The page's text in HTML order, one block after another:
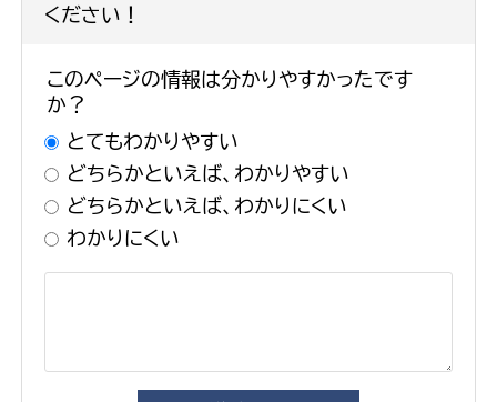
ください！
このページの情報は分かりやすかったです
か？
とてもわかりやすい
どちらかといえば、わかりやすい
どちらかといえば、わかりにくい
わかりにくい